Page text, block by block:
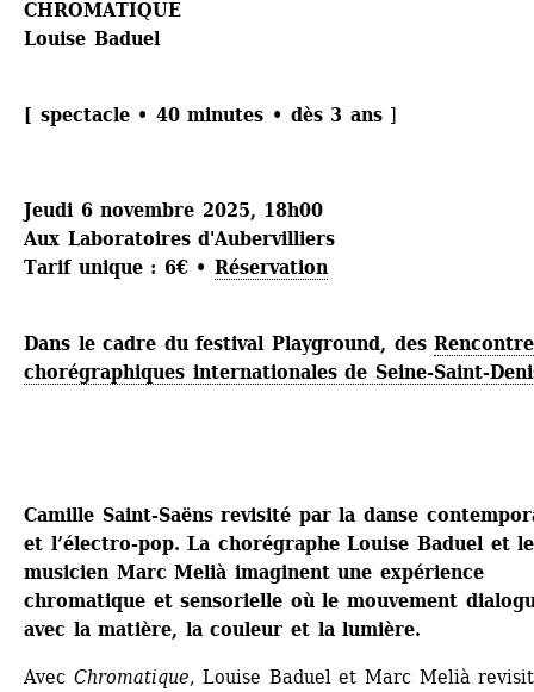
CHROMATIQUE
Louise Baduel
[ spectacle • 40 minutes • dès 3 ans ]
Jeudi 6 novembre 2025, 18h00
Aux Laboratoires d'Aubervilliers
Tarif unique : 6€ • Réservation
Dans le cadre du festival Playground, des
chorégraphiques internationales de Seine-Saint-
Camille Saint-Saëns revisité par la danse
et l’électro-pop. La chorégraphe Louise Baduel et le
musicien Marc Melià imaginent une expérience
chromatique et sensorielle où le mouvement
avec la matière, la couleur et la lumière.
Avec Chromatique, Louise Baduel et Marc Melià